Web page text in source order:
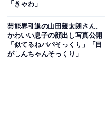
「きゃわ」
芸能界引退の山田親太朗さん、
かわいい息子の顔出し写真公開
「似てるねパパそっくり」「目
がしんちゃんそっくり」